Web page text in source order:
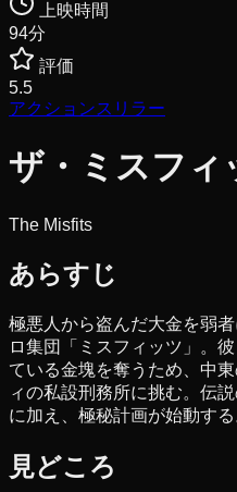
上映時間
94分
評価
5.5
アクションスリラー
ザ・ミスフィ
The Misfits
あらすじ
極悪人から盗んだ大金を弱
ロ集団「ミスフィッツ」。
ている金塊を奪うため、中
ィの私設刑務所に挑む。伝
に加え、極秘計画が始動する
見どころ